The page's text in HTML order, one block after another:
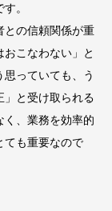
。
との信頼関係が重
こなわない」と
っていても、う
」と受け取られる
く、業務を効率的
ても重要なので